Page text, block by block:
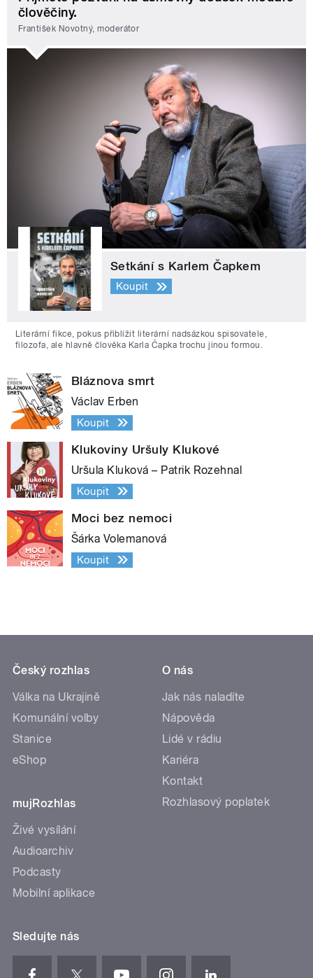
člověčiny.
František Novotný, moderátor
Setkání s Karlem Čapkem
Koupit
Literární fikce, pokus přiblížit literární nadsázkou spisovatele,
filozofa, ale hlavně člověka Karla Čapka trochu jinou formou.
Bláznova smrt
Václav Erben
Koupit
Klukoviny Uršuly Klukové
Uršula Kluková – Patrik Rozehnal
Koupit
Moci bez nemoci
Šárka Volemanová
Koupit
Český rozhlas
Válka na Ukrajině
Komunální volby
Stanice
eShop
mujRozhlas
Živé vysílání
Audioarchiv
Podcasty
Mobilní aplikace
O nás
Jak nás naladíte
Nápověda
Lidé v rádiu
Kariéra
Kontakt
Rozhlasový poplatek
Sledujte nás